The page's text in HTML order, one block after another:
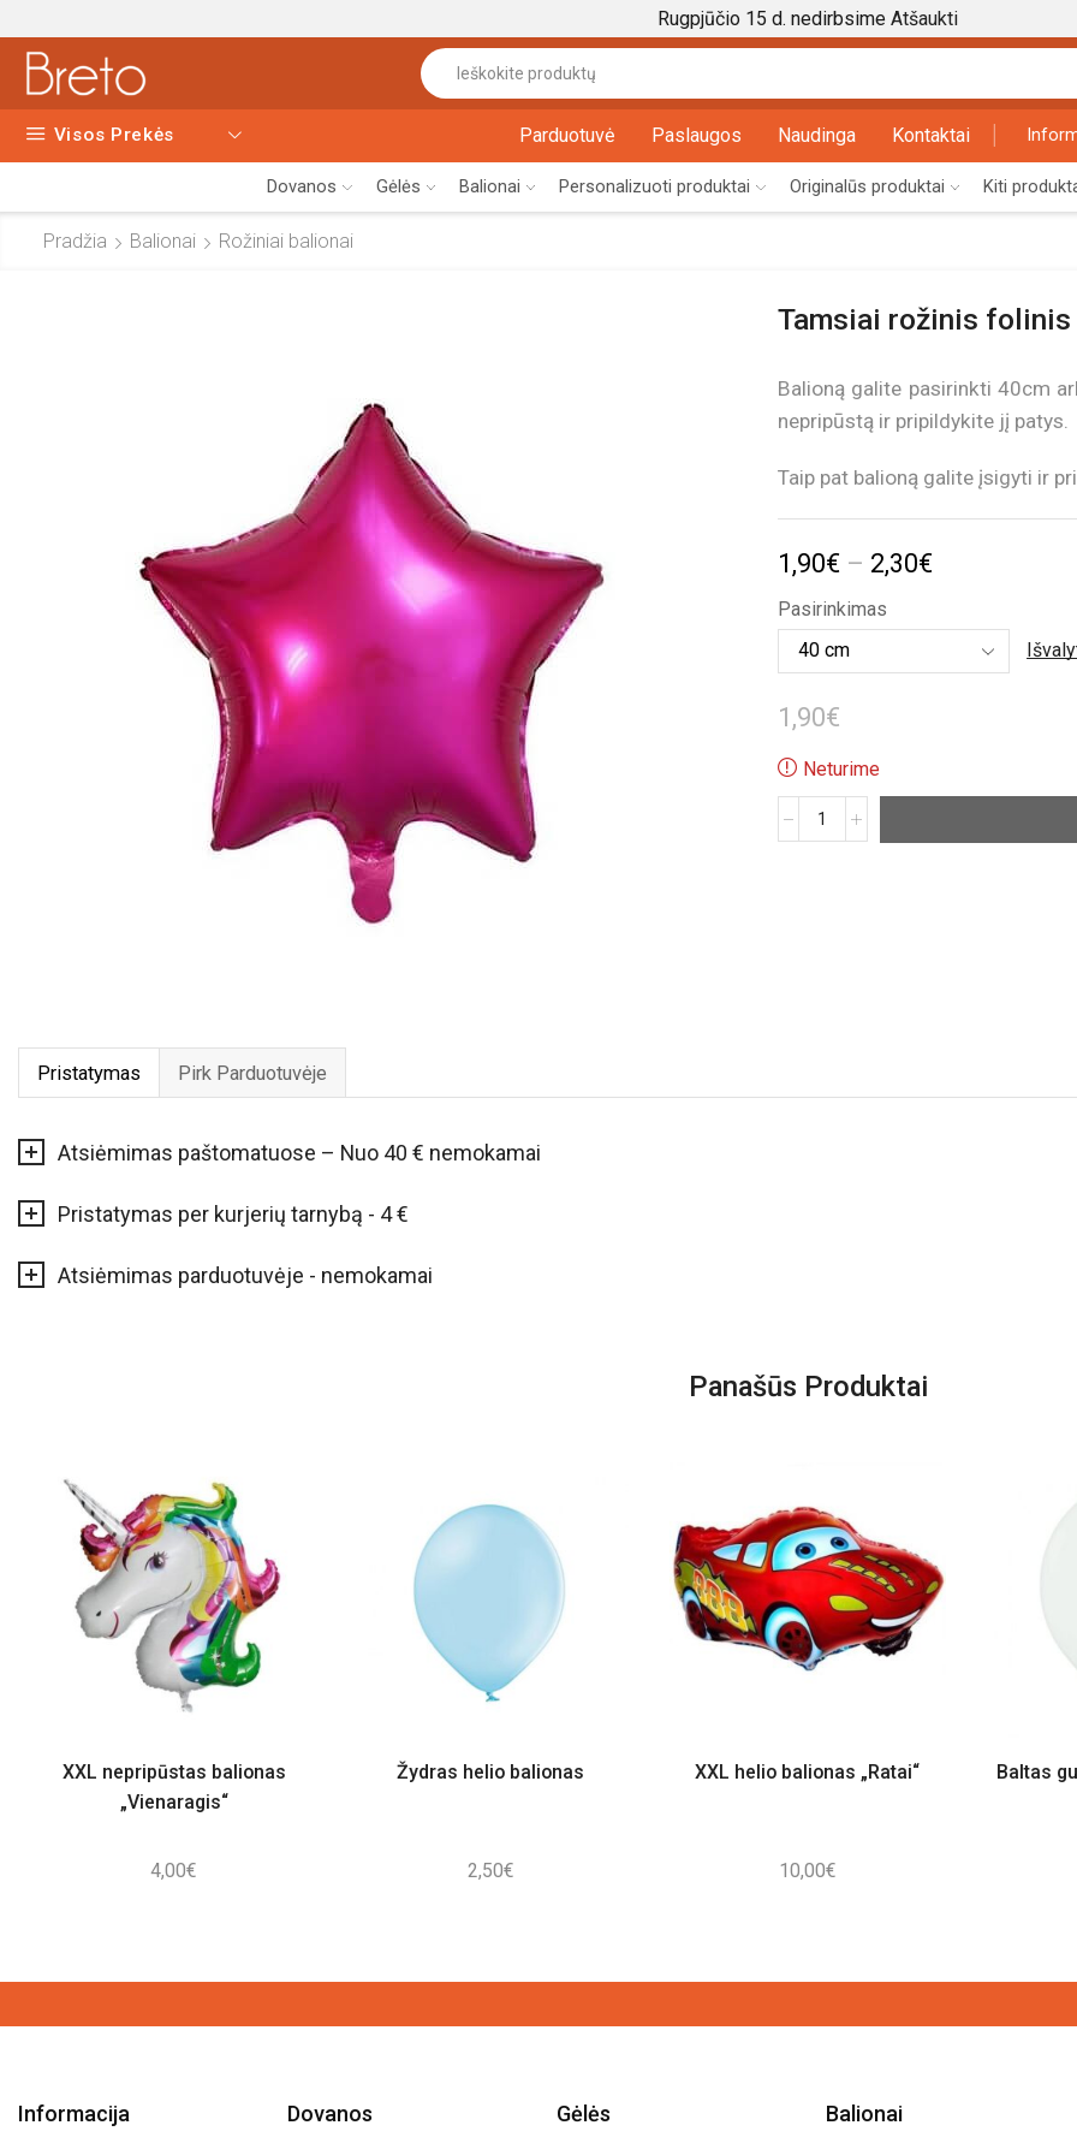
Rugpjūčio 15 d. nedirbsime Atšaukti
input
Visos Prekės Parduotuvė Paslaugos Naudinga Kontaktai
Dovanos Gėlės Balionai Personalizuoti produktai Originalūs produktai Kiti
Pradžia Balionai Rožiniai balionai
Tamsiai rožinis folinis
Balioną galite pasirinkti 40cm
nepripūstą ir pripildykite jį patys.
Taip pat balioną galite įsigyti ir
1,90€ – 2,30€Price
1,90€
Pasirinkimas
1,90€
Neturime
produkto
Pristatymas Pirk Parduotuvėje
Atsiėmimas paštomatuose – Nuo 40 € nemokamai
Pristatymas per kurjerių tarnybą - 4 €
Atsiėmimas parduotuvėje - nemokamai
Panašūs Produktai
XXL nepripūstas balionas
„Vienaragis“
4,00€
Žydras helio balionas
2,50€
XXL helio balionas „Ratai“
10,00€
Baltas
Informacija Dovanos Gėlės Balionai